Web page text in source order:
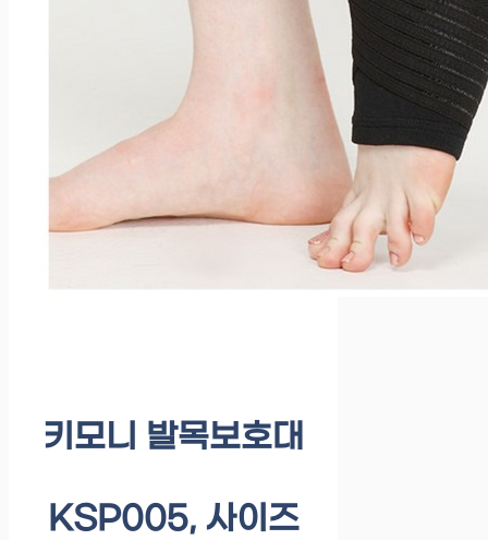
키모니 발목보호대
KSP005, 사이즈